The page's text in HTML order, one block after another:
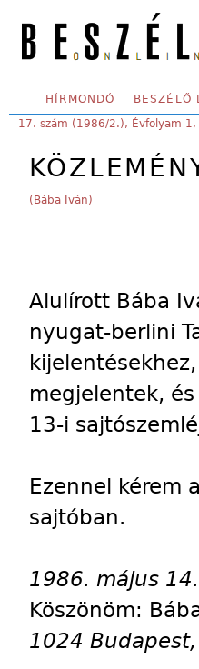
SECONDARY MENU
HÍRMONDÓ BESZÉLŐ
YOU ARE HERE:
17. szám (1986/2.), Évfolyam 1,
(Bába Iván)
Alulírott Bába
nyugat-berlini
megjelentek,
13-i
Ezennel kérem
sajtóban.
1986. május 14.
Köszönöm:
1024